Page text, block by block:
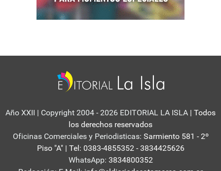
Año XXII | Copyright 2004 - 2026 EDITORIAL LA ISLA | Todos
los derechos reservados
Oficinas Comerciales y Periodisticas: Sarmiento 581 - 2º
Piso "A" | Tel: 0383-4855352 - 3834425626
WhatsApp: 3834800352